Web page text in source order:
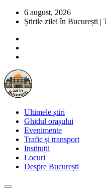
6 august, 2026
Știrile zilei în București |
Ultimele știri
Ghidul orașului
Evenimente
Trafic și transport
Instituții
Locuri
Despre București